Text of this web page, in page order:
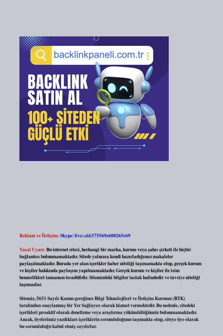
Reklam ve İletişim:Skype: live:.cid.575569c608265c69
Yasal Uyarı:Bu internet sitesi, herhangi bir marka, kurum veya şahıs şirketi ile hiçbir
bağlantısı bulunmamaktadır. Sitede yalnızca kendi hazırladığımız makaleler
paylaşılmaktadır. Burada yer alan içerikler haber niteliği taşımamakta olup, gerçek kurum
ve kişiler hakkında paylaşım yapılmamaktadır. Gerçek kurum ve kişiler ile isim
benzerlikleri tamamen tesadüfidir. Sitemizdeki bilgiler taslak halindedir ve tavsiye niteliği
taşımazlar.
Sitemiz, 5651 Sayılı Kanun gereğince Bilgi Teknolojileri ve İletişim Kurumu (BTK)
tarafından onaylanmış bir Yer Sağlayıcı olarak hizmet vermektedir. Bu nedenle, sitedeki
içerikleri proaktif olarak denetleme veya araştırma yükümlülüğümüz bulunmamaktadır.
Ancak, üyelerimiz yazdıkları içeriklerin sorumluluğunu taşımakta olup, siteye üye olarak
bu sorumluluğu kabul etmiş sayılırlar.